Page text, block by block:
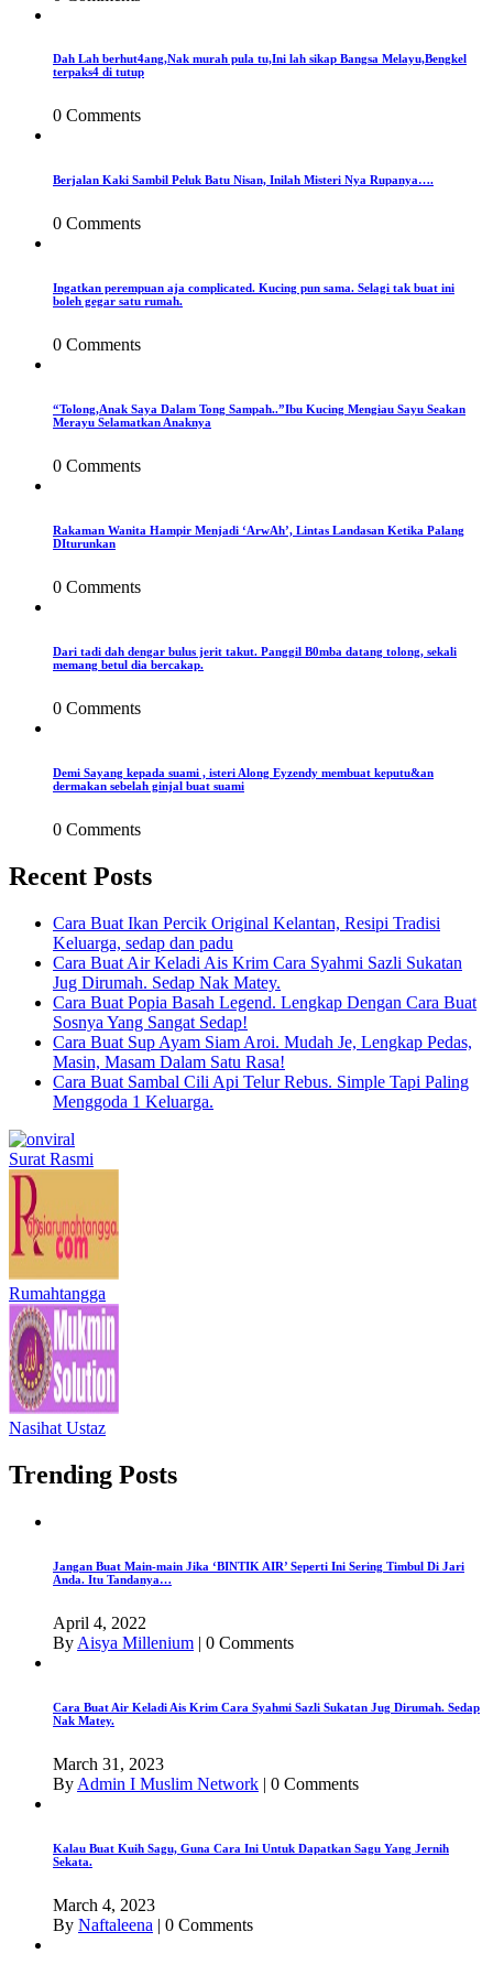
Dah Lah berhut4ang,Nak murah pula tu,Ini lah sikap Bangsa Melayu,Bengkel
terpaks4 di tutup
0 Comments
Berjalan Kaki Sambil Peluk Batu Nisan, Inilah Misteri Nya Rupanya….
0 Comments
Ingatkan perempuan aja complicated. Kucing pun sama. Selagi tak buat ini
boleh gegar satu rumah.
0 Comments
“Tolong,Anak Saya Dalam Tong Sampah..”Ibu Kucing Mengiau Sayu Seakan
Merayu Selamatkan Anaknya
0 Comments
Rakaman Wanita Hampir Menjadi ‘ArwAh’, Lintas Landasan Ketika Palang
DIturunkan
0 Comments
Dari tadi dah dengar bulus jerit takut. Panggil B0mba datang tolong, sekali
memang betul dia bercakap.
0 Comments
Demi Sayang kepada suami , isteri Along Eyzendy membuat keputu&an
dermakan sebelah ginjal buat suami
0 Comments
Recent Posts
Cara Buat Ikan Percik Original Kelantan, Resipi Tradisi
Keluarga, sedap dan padu
Cara Buat Air Keladi Ais Krim Cara Syahmi Sazli Sukatan
Jug Dirumah. Sedap Nak Matey.
Cara Buat Popia Basah Legend. Lengkap Dengan Cara Buat
Sosnya Yang Sangat Sedap!
Cara Buat Sup Ayam Siam Aroi. Mudah Je, Lengkap Pedas,
Masin, Masam Dalam Satu Rasa!
Cara Buat Sambal Cili Api Telur Rebus. Simple Tapi Paling
Menggoda 1 Keluarga.
Surat Rasmi
Rumahtangga
Nasihat Ustaz
Trending Posts
Jangan Buat Main-main Jika ‘BINTIK AIR’ Seperti Ini Sering Timbul Di Jari
Anda. Itu Tandanya…
April 4, 2022
By Aisya Millenium | 0 Comments
Cara Buat Air Keladi Ais Krim Cara Syahmi Sazli Sukatan Jug Dirumah. Sedap
Nak Matey.
March 31, 2023
By Admin I Muslim Network | 0 Comments
Kalau Buat Kuih Sagu, Guna Cara Ini Untuk Dapatkan Sagu Yang Jernih
Sekata.
March 4, 2023
By Naftaleena | 0 Comments